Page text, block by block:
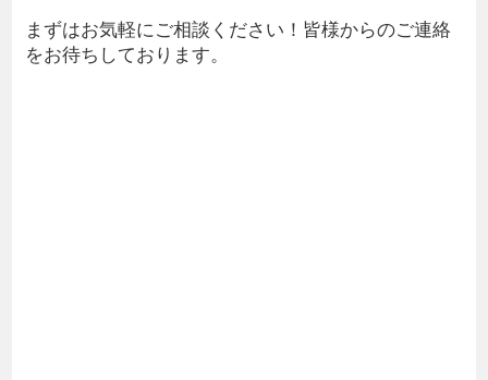
まずはお気軽にご相談ください！皆様からのご連絡
をお待ちしております。